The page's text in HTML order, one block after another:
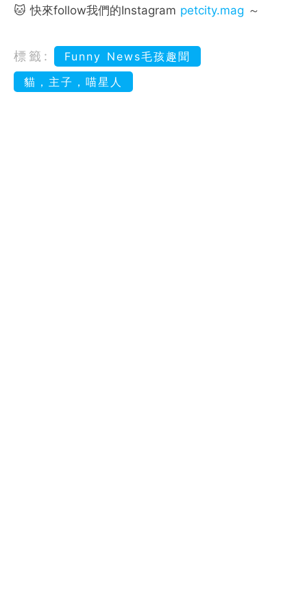
🐱 快來follow我們的Instagram petcity.mag ～
標籤:
Funny News毛孩趣聞
貓，主子，喵星人